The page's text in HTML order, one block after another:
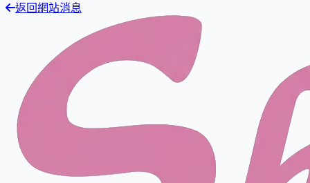
返回網站消息